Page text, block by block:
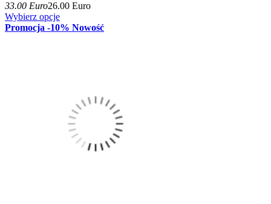
33.00 Euro26.00 Euro
Wybierz opcje
Promocja -10% Nowość